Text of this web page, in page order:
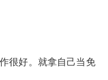
很好。就拿自己当免